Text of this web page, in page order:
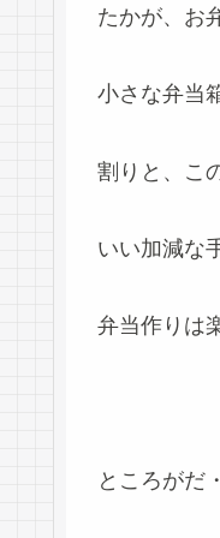
たかが、お
小さな弁当
割りと、こ
いい加減な
弁当作りは
ところがだ